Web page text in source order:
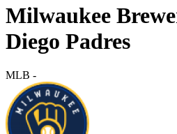
Milwaukee
Diego Padres
MLB -